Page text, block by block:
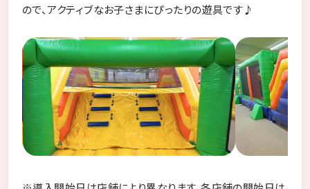
ので、アクティブなお子さまにぴったりの遊具です♪